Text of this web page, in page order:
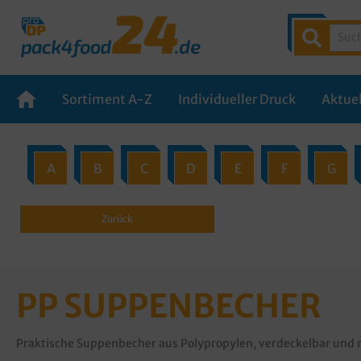
Sortiment A-Z Individueller Druck
A B C D E F G
Zurück
PP SUPPENBECHER
Praktische Suppenbecher aus Polypropylen, verdeckelbar